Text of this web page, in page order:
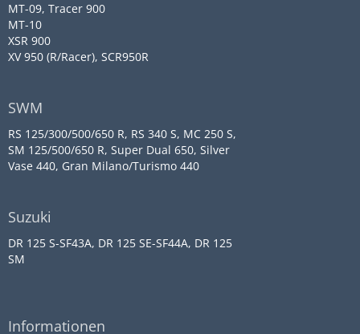
MT-09, Tracer 900
MT-10
XSR 900
XV 950 (R/Racer), SCR950R
SWM
RS 125/300/500/650 R, RS 340 S, MC 250 S,
SM 125/500/650 R, Super Dual 650, Silver
Vase 440, Gran Milano/Turismo 440
Suzuki
DR 125 S-SF43A, DR 125 SE-SF44A, DR 125
SM
Informationen